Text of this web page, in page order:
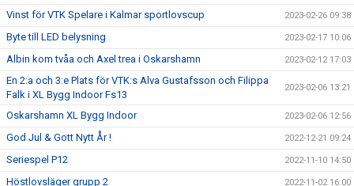
Vinst för VTK Spelare i Kalmar sportlovscup 2023-02-26 09:38
Byte till LED belysning 2023-02-17 10:06
Albin kom tvåa och Axel trea i Oskarshamn 2023-02-12 17:03
En 2:a och 3:e Plats för VTK:s Alva Gustafsson och Filippa
Falk i XL Bygg Indoor Fs13
2023-02-06 13:21
Oskarshamn XL Bygg Indoor 2023-02-06 12:56
God Jul & Gott Nytt År ! 2022-12-21 09:24
Seriespel P12 2022-11-10 14:50
Höstlovsläger grupp 2 2022-11-02 16:00